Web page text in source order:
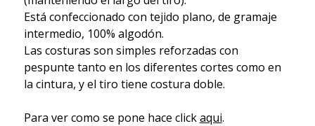
Está confeccionado con tejido plano, de gramaje
intermedio, 100% algodón.
Las costuras son simples reforzadas con
pespunte tanto en los diferentes cortes como en
la cintura, y el tiro tiene costura doble.
Para ver como se pone hace clickaqui.